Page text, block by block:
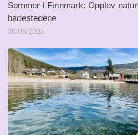
Sommer i Finnmark: Opplev
badestedene
30/05/2025